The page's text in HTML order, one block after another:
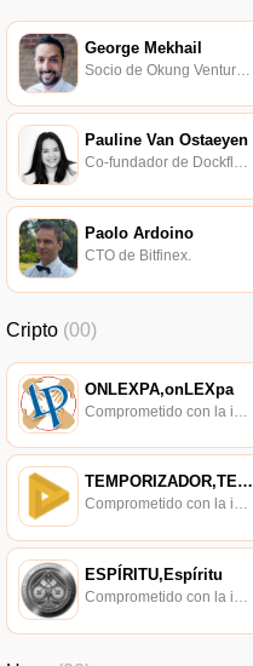
George Mekhail
Socio de Okung Ventures, cofundador de Church Clarity.
Pauline Van Ostaeyen
Co-fundador de Dockflow.
Paolo Ardoino
CTO de Bitfinex.
Cripto (00)
ONLEXPA,onLEXpa
TEMPORIZADOR,TEMPORIZADOR
Comprometido con la investigación de políticas en los campos de las nuevas finanzas, las finanzas internacionales y los mercados financieros.
ESPÍRITU,Espíritu
Comprometido con la investigación de políticas en los campos de las nuevas finanzas, las finanzas internacionales y los mercados financieros.